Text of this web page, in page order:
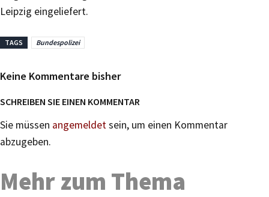
Leipzig eingeliefert.
TAGS Bundespolizei
Keine Kommentare bisher
SCHREIBEN SIE EINEN KOMMENTAR
Sie müssen angemeldetsein, um einen Kommentar
abzugeben.
Mehr zum Thema